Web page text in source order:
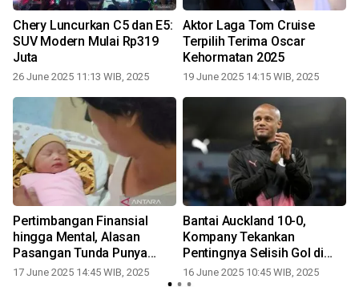
Chery Luncurkan C5 dan E5:
SUV Modern Mulai Rp319
Juta
26 June 2025 11:13 WIB, 2025
Aktor Laga Tom Cruise
Terpilih Terima Oscar
Kehormatan 2025
19 June 2025 14:15 WIB, 2025
Pertimbangan Finansial
hingga Mental, Alasan
Pasangan Tunda Punya
Anak
17 June 2025 14:45 WIB, 2025
Bantai Auckland 10-0,
Kompany Tekankan
Pentingnya Selisih Gol di
Grup Berat
16 June 2025 10:45 WIB, 2025